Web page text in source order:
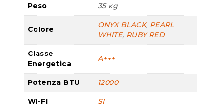
Peso 35 kg
Colore
ONYX BLACK, PEARL
WHITE, RUBY RED
Classe
Energetica
A+++
Potenza BTU 12000
WI-FI SI